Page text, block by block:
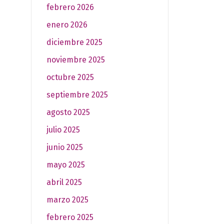
febrero 2026
enero 2026
diciembre 2025
noviembre 2025
octubre 2025
septiembre 2025
agosto 2025
julio 2025
junio 2025
mayo 2025
abril 2025
marzo 2025
febrero 2025